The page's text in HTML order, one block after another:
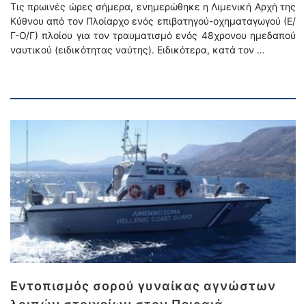
Τις πρωινές ώρες σήμερα, ενημερώθηκε η Λιμενική Αρχή της
Κύθνου από τον Πλοίαρχο ενός επιβατηγού-οχηματαγωγού (Ε/
Γ-Ο/Γ) πλοίου για τον τραυματισμό ενός 48χρονου ημεδαπού
ναυτικού (ειδικότητας ναύτης). Ειδικότερα, κατά τον …
Εντοπισμός σορού γυναίκας αγνώστων